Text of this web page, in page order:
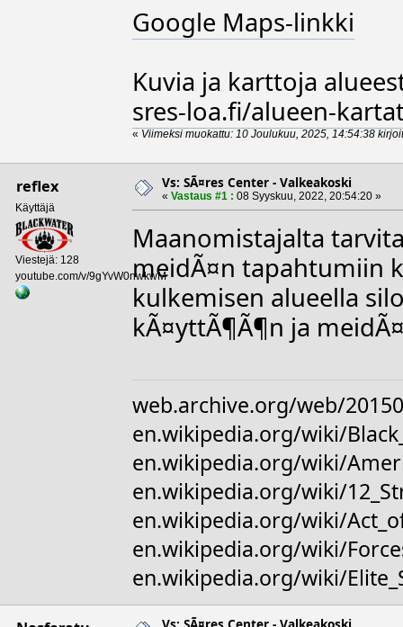
Google Maps-linkki
Kuvia ja karttoja
sres-loa.fi/alueen-
« Viimeksi muokattu: 10 Joulukuu, 2025, 14:54:38
reflex
Käyttäjä
Viestejä: 128
youtube.com/v/9gYvW0nwkwM
Vs: SÃ¤res Center - Valkeakoski
« Vastaus #1 : 08 Syyskuu, 2022, 20:54:20 »
Maanomistajalta
meidÃ¤n tapahtumiin
kulkemisen alueella
kÃ¤yttÃ¶Ã¶n ja
web.archive.org/web/
en.wikipedia.org/wiki/
en.wikipedia.org/wiki/
en.wikipedia.org/wiki/
en.wikipedia.org/wiki/
en.wikipedia.org/wiki/
en.wikipedia.org/wiki/